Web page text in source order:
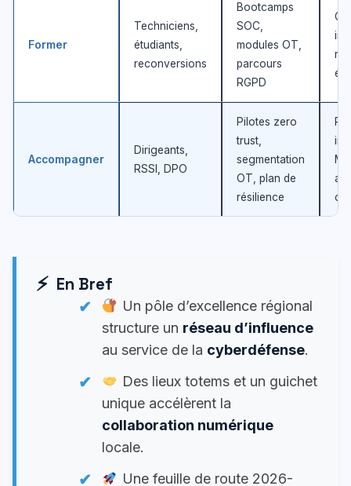
Former
Techniciens,
étudiants,
reconversions
Bootcamps
SOC,
modules OT,
parcours
RGPD
Accompagner
Dirigeants,
RSSI, DPO
Pilotes zero
trust,
segmentation
OT, plan de
résilience
En Bref
Un pôle d’excellence régional
structure un réseau d’influence
au service de la cyberdéfense.
Des lieux totems et un guichet
unique accélèrent la
collaboration numérique
locale.
Une feuille de route 2026-